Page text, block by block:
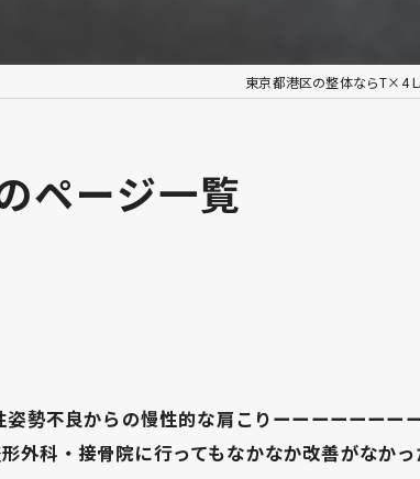
東京都港区の整体ならT×4
ページ一覧
姿勢不良からの慢性的な肩こりーーーーーーー
外科・接骨院に行ってもなかなか改善がなかっ